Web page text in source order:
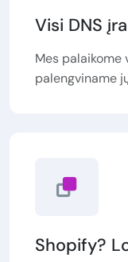
Visi DNS
Mes palaikome
palengviname
Shopify?